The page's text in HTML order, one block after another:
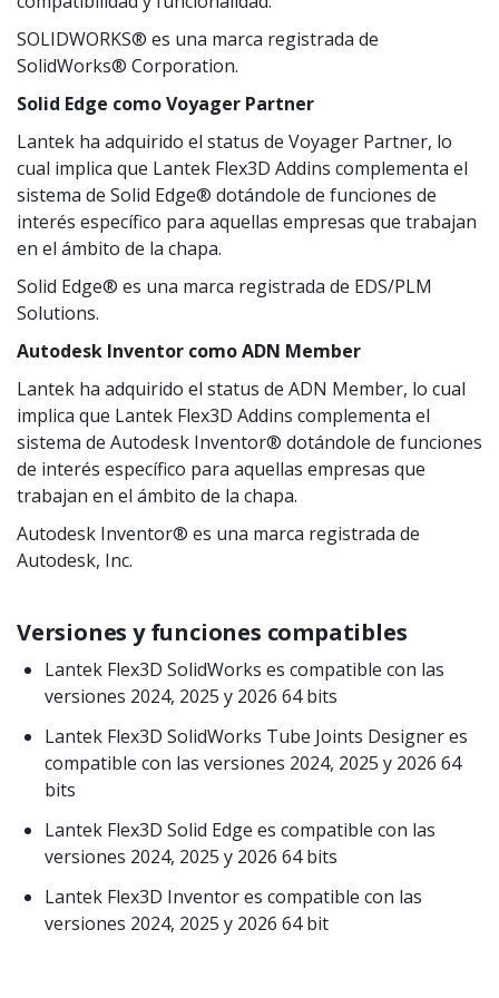
SOLIDWORKS® es una marca registrada de
SolidWorks® Corporation.
Solid Edge como Voyager Partner
Lantek ha adquirido el status de Voyager Partner, lo
cual implica que Lantek Flex3D Addins complementa el
sistema de Solid Edge® dotándole de funciones de
interés específico para aquellas empresas que trabajan
en el ámbito de la chapa.
Solid Edge® es una marca registrada de EDS/PLM
Solutions.
Autodesk Inventor como ADN Member
Lantek ha adquirido el status de ADN Member, lo cual
implica que Lantek Flex3D Addins complementa el
sistema de Autodesk Inventor® dotándole de funciones
de interés específico para aquellas empresas que
trabajan en el ámbito de la chapa.
Autodesk Inventor® es una marca registrada de
Autodesk, Inc.
Versiones y funciones compatibles
Lantek Flex3D SolidWorks es compatible con las
versiones 2024, 2025 y 2026 64 bits
Lantek Flex3D SolidWorks Tube Joints Designer es
compatible con las versiones 2024, 2025 y 2026 64
bits
Lantek Flex3D Solid Edge es compatible con las
versiones 2024, 2025 y 2026 64 bits
Lantek Flex3D Inventor es compatible con las
versiones 2024, 2025 y 2026 64 bit